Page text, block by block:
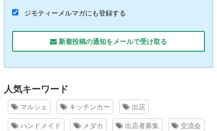
ジモティーメルマガにも登録する
新着投稿の通知をメールで受け取る
人気キーワード
マルシェ キッチンカー 出店
ハンドメイド メダカ 出店者募集 交流会